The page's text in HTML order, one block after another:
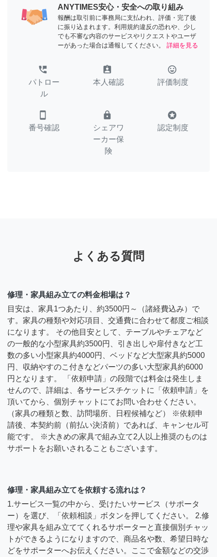
ANYTIMES安心・安全への取り組み
報酬は取引前に事務局に支払われ、評価・完了後
に振り込まれます。利用規約違反の恐れや、少し
でも不審な内容のサービスやリクエストやユーザ
ーがあった場合は通報してください。
詳細を見る
perm_phone_msg
パトロー
ル
assignment_ind
本人確認
tag_faces
評価制度
smartphone
番号確認
lock
シェアワ
ーカー保
険
stars
認定制度
よくある質問
修理・家具組み立ての料金相場は？
目安は、家具1つあたり、約3500円～（諸経費込み）で
す。家具の種類や対応項目、交通費に合わせて都度ご相談
になります。 その他目安として、テーブルやチェアなど
の一般的な小型家具約3500円、引き出しや扉付きなど工
数の多い小型家具約4000円、ベッドなど大型家具約5000
円、収納やすのこ付きなどパーツの多い大型家具約6000
円となります。 「依頼申請」の段階では料金は発生しま
せんので、詳細は、各サービスチケットに「依頼申請」を
頂いてから、個別チャットにてお問い合わせください。
（家具の種類と数、訪問場所、日程候補など） ※依頼申
請後、本契約前（前払い決済前）であれば、キャンセル可
能です。 ※大きめの家具で組み立て2人以上推奨のものは
サポートをお願いされることもございます。
修理・家具組み立てを依頼する流れは？
1.サービス一覧の中から、受けたいサービス（サポータ
ー）を選び、「依頼相談」ボタンを押してください。 2.修
理や家具を組み立ててくれるサポーターと直接個別チャッ
トができるようになりますので、商品名や数、希望日時な
どをサポーターへお伝えください。ここで金額などの交渉